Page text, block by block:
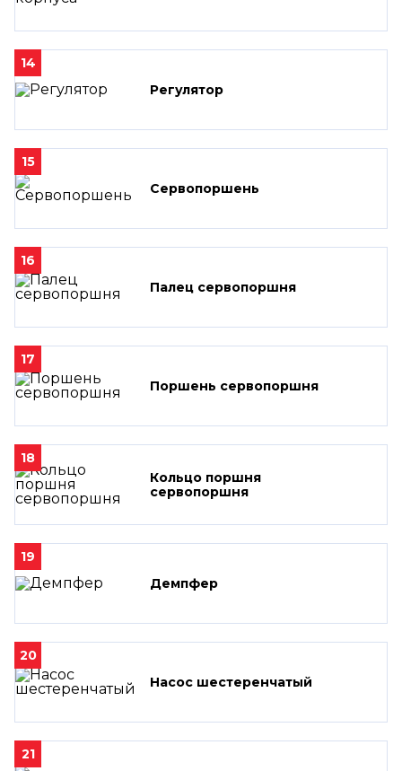
14
Регулятор
15
Сервопоршень
16
Палец сервопоршня
17
Поршень сервопоршня
18
Кольцо поршня
сервопоршня
19
Демпфер
20
Насос шестеренчатый
21